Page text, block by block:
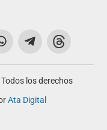
los derechos
Ata Digital